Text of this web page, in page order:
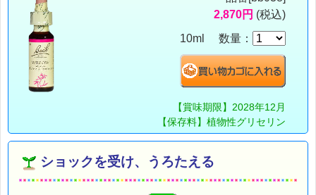
2,870円 (税込)
10ml 数量：
【賞味期限】2028年12月
【保存料】植物性グリセリン
ショックを受け、うろたえる